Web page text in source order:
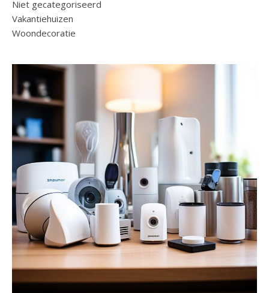
Niet gecategoriseerd
Vakantiehuizen
Woondecoratie